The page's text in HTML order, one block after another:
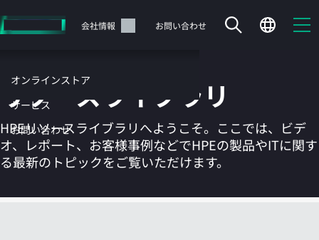
イ
テ
ツ
に
ス
ッ
会社情報 お問い合わせ
オンラインストア
サービス
お問い合わせ
カートは空です
リソースライブラリ
HPEリソースライブラリへようこそ。ここでは、ビデ
オ、レポート、お客様事例などでHPEの製品やITに関す
る最新のトピックをご覧いただけます。